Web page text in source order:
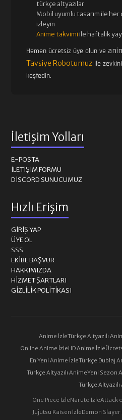
türkçe altyazılar
Mobil uyumlu tasarım ile
izleyin
Anime takvimi ile haftalık
Hemen ücretsiz üye olun ve
Tavsiye Robotumuz ile
keşfedin.
İletişim Yolları
E-POSTA
İLETIŞIM FORMU
DISCORD SUNUCUMUZ
Hızlı Erişim
GIRIŞ YAP
ÜYE OL
SSS
EKIBE BAŞVUR
HAKKIMIZDA
HIZMET ŞARTLARI
GIZLILIK POLITIKASI
Anime İzleTürkçe Altyazılı
Online Anime İzleHD Anime İzle
En Yeni Anime İzleTürkçe Dublaj
Türkçe Altyazılı AnimeYeni Sezon
Türkçe Altyazılı
One Piece İzleNaruto İzleAttack
Jujutsu Kaisen İzleDemon Slayer